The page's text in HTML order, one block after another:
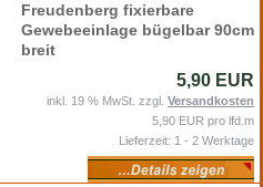
Freudenberg fixierbare
Gewebeeinlage bügelbar 90cm
breit
5,90 EUR
inkl. 19 % MwSt. zzgl. Versandkosten
5,90 EUR pro lfd.m
Lieferzeit: 1 - 2 Werktage